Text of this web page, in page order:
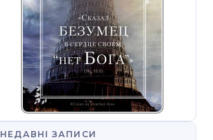
НЕДАВНІ ЗАПИСИ